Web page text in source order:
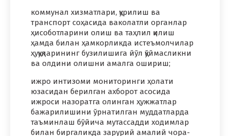
коммунал хизматлари, қурилиш ва
транспорт соҳасида ваколатли органлар
ҳисоботларини олиш ва таҳлил қилиш
ҳамда билан ҳамкорликда истеъмолчилар
ҳуқуқларининг бузилишига йўл қўймасликни
ва олдини олишни амалга ошириш;
ижро интизоми мониторинги ҳолати
юзасидан берилган ахборот асосида
ижроси назоратга олинган ҳужжатлар
бажарилишини ўрнатилган муддатларда
таъминлаш бўйича мутассадди ходимлар
билан биргаликда зарурий амалий чора-